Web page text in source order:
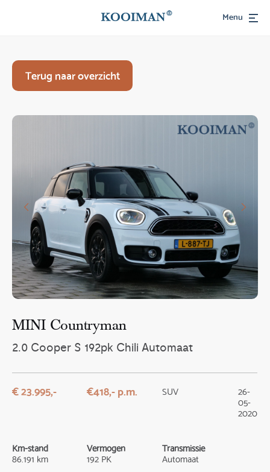
Menu
Terug naar overzicht
MINI Countryman
2.0 Cooper S 192pk Chili Automaat
€ 23.995,- €418,- p.m. SUV 26-
05-
2020
Km-stand
86.191 km
Vermogen
192 PK
Transmissie
Automaat